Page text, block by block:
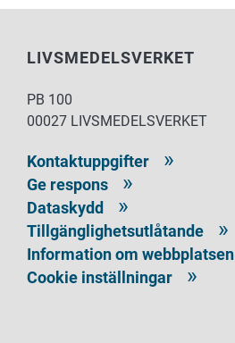
LIVSMEDELSVERKET
PB 100
00027 LIVSMEDELSVERKET
Kontaktuppgifter
Ge respons
Dataskydd
Tillgänglighetsutlåtande
Information om webbplatsen
Cookie inställningar